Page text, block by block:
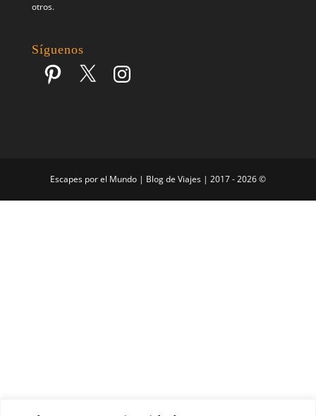
otros.
Síguenos
Pinterest X Instagram
Escapes por el Mundo | Blog de Viajes | 2017 - 2026 ©